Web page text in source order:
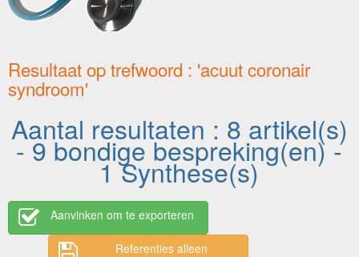
Resultaat op trefwoord : 'acuut coronair
syndroom'
Aantal resultaten : 8 artikel(s)
- 9 bondige bespreking(en) -
1 Synthese(s)
Aanvinken om te exporteren
Referenties alleen